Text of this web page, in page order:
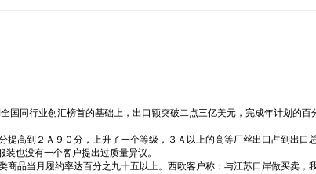
同行业创汇榜首的基础上，出口额突破二点三亿美元，完成年计划的百
高到２Ａ９０分，上升了一个等级，３Ａ以上的高等厂丝出口占到出口
也没有一个客户提出过质量异议。
品当月履约率达百分之九十五以上。西欧客户称：与江苏口岸做买卖，我